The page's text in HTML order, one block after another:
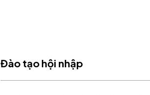
Đào tạo hội nhập